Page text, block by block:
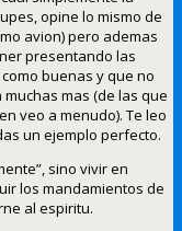
opine lo mismo de
avion) pero ademas
presentando las
buenas y que no
mas (de las que
veo a menudo). Te leo
un ejemplo perfecto.
sino vivir en
los mandamientos de
al espiritu.